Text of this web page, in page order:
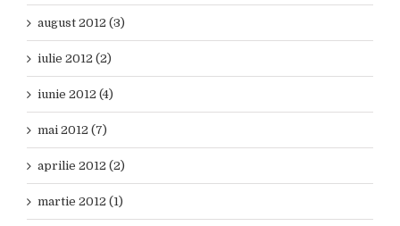
august 2012 (3)
iulie 2012 (2)
iunie 2012 (4)
mai 2012 (7)
aprilie 2012 (2)
martie 2012 (1)